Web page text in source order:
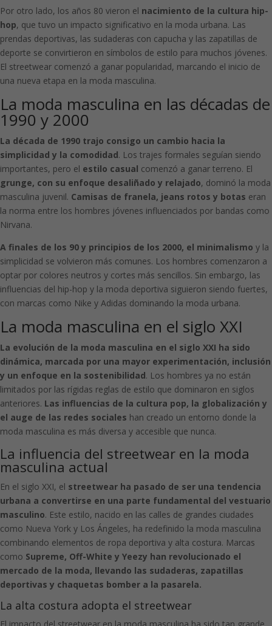
Por otro lado, los años 80 vieron el nacimiento de la cultura hip-
hop, que tuvo un impacto significativo en la moda urbana. Las
prendas deportivas, las sudaderas con capucha y las zapatillas de
deporte se convirtieron en símbolos de estilo para muchos jóvenes.
El streetwear comenzó a ganar popularidad, marcando el inicio de
una nueva etapa en la moda masculina.
La moda masculina en las décadas de
1990 y 2000
La década de 1990 trajo consigo un cambio hacia la
simplicidad y la comodidad. Los trajes formales seguían siendo
importantes, pero el estilo casual comenzó a ganar terreno. El
grunge, con su enfoque desaliñado y relajado, dominó la moda
masculina juvenil. Camisas de franela, jeans rotos y botas eran
la norma entre los hombres jóvenes influenciados por bandas como
Nirvana.
A finales de los 90 y principios de los 2000, el minimalismo y la
simplicidad se volvieron más comunes. Los hombres comenzaron a
optar por colores neutros y cortes más sencillos. Sin embargo, las
influencias del hip-hop y la moda deportiva siguieron siendo fuertes,
con marcas como Nike y Adidas dominando la moda urbana.
La moda masculina en el siglo XXI
La evolución de la moda masculina en el siglo XXI ha sido
dinámica, marcada por una mayor experimentación, inclusión
y un enfoque en la sostenibilidad. Los hombres ya no están
limitados por las rígidas reglas de estilo que dominaron en siglos
anteriores. Las influencias de la cultura pop, la globalización y
el auge de las redes sociales han creado un entorno donde la
moda masculina es más diversa y accesible que nunca.
La influencia del streetwear en la moda
masculina actual
En el siglo XXI, el streetwear ha pasado de ser una tendencia
urbana a convertirse en una parte fundamental del vestuario
masculino. Este estilo, nacido en las calles de grandes ciudades
como Nueva York y Los Ángeles, ha redefinido la moda masculina
combinando elementos de ropa deportiva y alta costura. Marcas
como Supreme, Off-White y Yeezy han revolucionado el
mercado de la moda, llevando las sudaderas, zapatillas
deportivas y chaquetas bomber a la pasarela.
La alta costura adopta el streetwear
El impacto del streetwear en la moda masculina ha sido tan grande